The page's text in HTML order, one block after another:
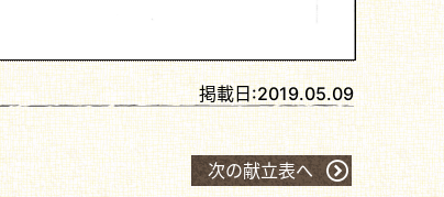
掲載日:2019.05.09
次の献立表へ